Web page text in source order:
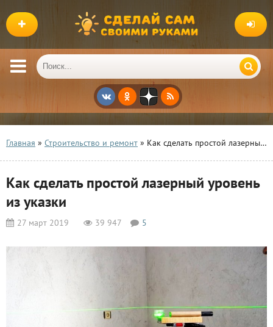
Главная » Строительство и ремонт » Как сделать простой лазерный уровень из указки
Как сделать простой лазерный уровень
из указки
27 март 2019 39 947 5